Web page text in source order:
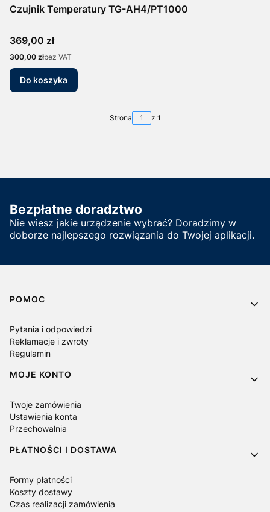
Czujnik Temperatury TG-AH4/PT1000
Cena
369,00 zł
Cena
300,00 złbez VAT
Do koszyka
Strona z 1
Bezpłatne doradztwo
Nie wiesz jakie urządzenie wybrać? Doradzimy w
doborze najlepszego rozwiązania do Twojej aplikacji.
Linki w stopce
POMOC
Pytania i odpowiedzi
Reklamacje i zwroty
Regulamin
MOJE KONTO
Twoje zamówienia
Ustawienia konta
Przechowalnia
PŁATNOŚCI I DOSTAWA
Formy płatności
Koszty dostawy
Czas realizacji zamówienia